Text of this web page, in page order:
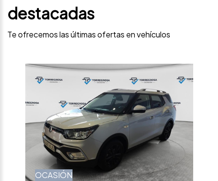
destacadas
Te ofrecemos las últimas ofertas en vehículos
OCASIÓN